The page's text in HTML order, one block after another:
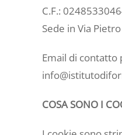
C.F.:
Sede in Via
Email di
COSA SONO I